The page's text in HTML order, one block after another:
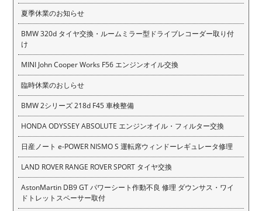
夏季休業のお知らせ
BMW 320d タイヤ交換・ルームミラー型ドライブレコーダー取り付
け
MINI John Cooper Works F56 エンジンオイル交換
臨時休業のおしらせ
BMW 2シリーズ 218d F45 車検整備
HONDA ODYSSEY ABSOLUTE エンジンオイル・フィルター交換
日産ノート e-POWER NISMO S 運転席ウィンドーレギュレータ修理
LAND ROVER RANGE ROVER SPORT タイヤ交換
AstonMartin DB9 GT パワーシート作動不良 修理 ダウンサス・ワイ
ドトレットスペーサー取付